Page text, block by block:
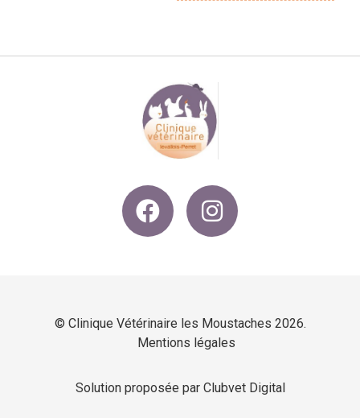
© Clinique Vétérinaire les Moustaches 2026.
Mentions légales
Solution proposée par Clubvet Digital